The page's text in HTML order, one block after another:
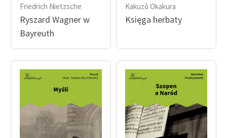
Friedrich Nietzsche
Ryszard Wagner w
Bayreuth
Kakuzō Okakura
Księga herbaty